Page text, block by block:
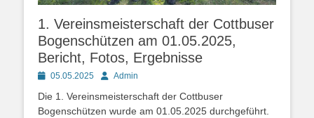
1. Vereinsmeisterschaft der Cottbuser
Bogenschützen am 01.05.2025,
Bericht, Fotos, Ergebnisse
Posted05.05.2025 AutorAdmin
Die 1. Vereinsmeisterschaft der Cottbuser
Bogenschützen wurde am 01.05.2025 durchgeführt.